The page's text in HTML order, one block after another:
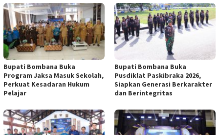
Bupati Bombana Buka
Program Jaksa Masuk Sekolah,
Perkuat Kesadaran Hukum
Pelajar
Bupati Bombana Buka
Pusdiklat Paskibraka 2026,
Siapkan Generasi Berkarakter
dan Berintegritas